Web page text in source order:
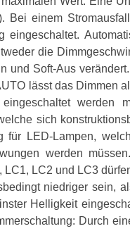
Bei einem
eingeschaltet.
die
und Soft-Aus
lässt das Dimmen
eingeschaltet
sich
für LED-Lampen,
werden
LC1, LC2 und LC3
niedriger sein,
Helligkeit
Durch